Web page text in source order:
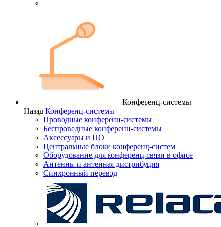
Конференц-системы
Назад Конференц-системы
Проводные конференц-системы
Беспроводные конференц-системы
Аксессуары и ПО
Центральные блоки конференц-систем
Оборудование для конференц-связи в офисе
Антенны и антенная дистрибуция
Синхронный перевод